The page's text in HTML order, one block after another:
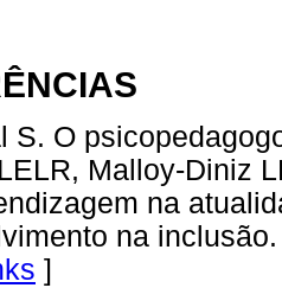
S. O
Malloy-Diniz
na
na
]